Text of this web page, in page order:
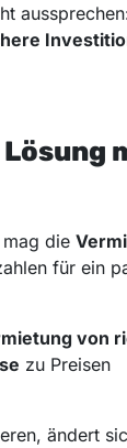
mag die
für ein
von
zu Preisen
ändert